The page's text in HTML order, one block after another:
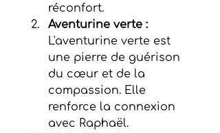
réconfort.
Aventurine verte :
L'aventurine verte est
une pierre de guérison
du cœur et de la
compassion. Elle
renforce la connexion
avec Raphaël.